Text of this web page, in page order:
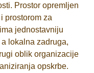
Prostor opremljen
prostorom za
jednostavniju
lokalna zadruga,
oblik organizacije
opskrbe.